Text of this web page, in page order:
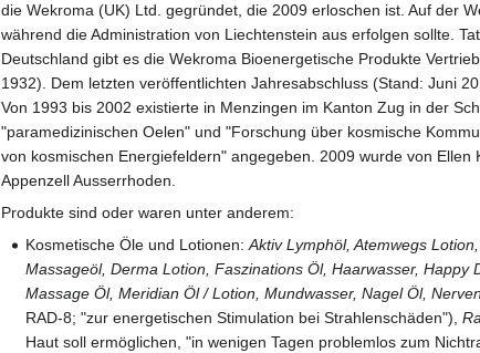
die Wekroma (UK) Ltd. gegründet, die 2009 erloschen ist. Auf der
während die Administration von Liechtenstein aus erfolgen sollte.
Deutschland gibt es die Wekroma Bioenergetische Produkte
1932). Dem letzten veröffentlichten Jahresabschluss (Stand: Juni
Von 1993 bis 2002 existierte in Menzingen im Kanton Zug in der
"paramedizinischen Oelen" und "Forschung über kosmische
von kosmischen Energiefeldern" angegeben. 2009 wurde von
Appenzell Ausserrhoden.
Produkte sind oder waren unter anderem:
Kosmetische Öle und Lotionen:Aktiv Lymphöl, Atemwegs
Massageöl, Derma Lotion, Faszinations Öl, Haarwasser,
Massage Öl, Meridian Öl / Lotion, Mundwasser, Nagel Öl,
RAD-8; "zur energetischen Stimulation bei Strahlenschäden"),
Haut soll ermöglichen, "in wenigen Tagen problemlos zum